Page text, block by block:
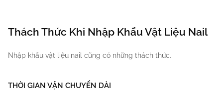
Thách Thức Khi Nhập Khẩu Vật Liệu Nail
Nhập khẩu vật liệu nail cũng có những thách thức.
THỜI GIAN VẬN CHUYỂN DÀI